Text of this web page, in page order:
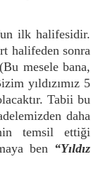
ilk halifesidir.
halifeden sonra
mesele bana,
yıldızımız 5
Tabii bu
daha
temsil ettiği
ben “Yıldız